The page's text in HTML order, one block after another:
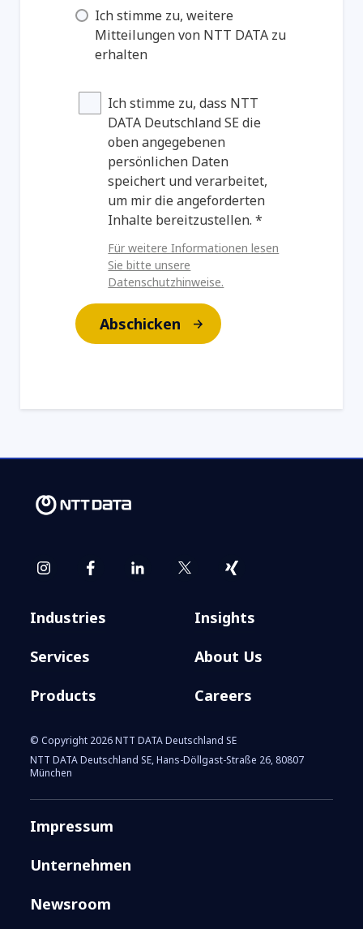
Ich stimme zu, weitere
Mitteilungen von NTT DATA zu
erhalten
Ich stimme zu, dass NTT
DATA Deutschland SE die
oben angegebenen
persönlichen Daten
speichert und verarbeitet,
um mir die angeforderten
Inhalte bereitzustellen. *
Für weitere Informationen lesen
Sie bitte unsere
Datenschutzhinweise.
Abschicken
Industries
Services
Products
Insights
About Us
Careers
© Copyright 2026 NTT DATA Deutschland SE
NTT DATA Deutschland SE, Hans-Döllgast-Straße 26, 80807
München
Impressum
Unternehmen
Newsroom